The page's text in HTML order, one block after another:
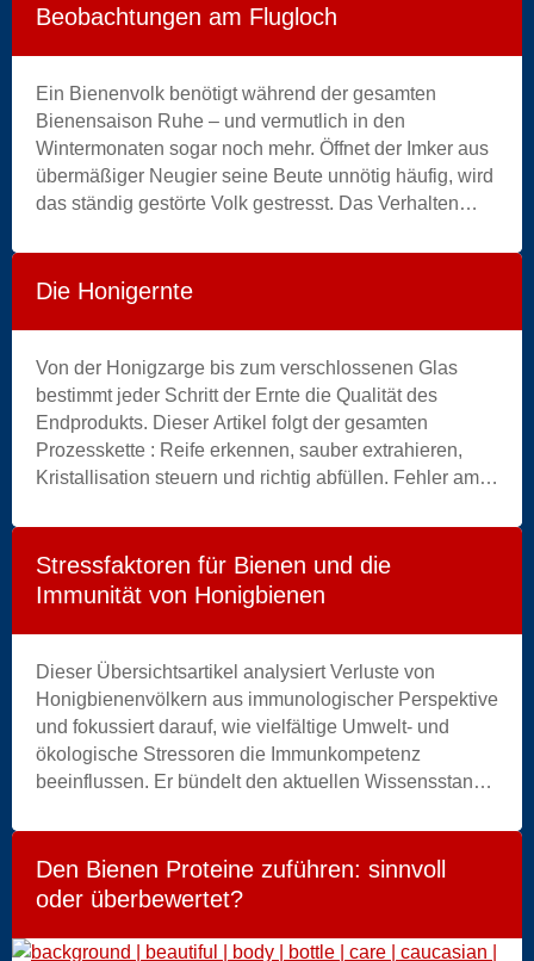
Morphologie der Bienen, die demografische Dynamik
beeinflusst (Berry & Delaplane, 2001 ; Abd Al-Fattah et
al., 2021 ; Taha et al., 2021 ; Meng et al., 2025).
Beobachtungen am Flugloch
Ein Bienenvolk benötigt während der gesamten
Bienensaison Ruhe – und vermutlich in den
Wintermonaten sogar noch mehr. Öffnet der Imker aus
übermäßiger Neugier seine Beute unnötig häufig, wird
das ständig gestörte Volk gestresst. Das Verhalten
Energieverbrauch steigt, die Reserven des wertvollen
Fettkörpers werden aufgebraucht, die Immunabwehr
Arbeiterinnenpopulation und der Brut verlangsamt
sich, und schließlich kollabiert das Volk in einer fatalen
Abwärtsspirale (►Infernalische Kaskade: Chronik
eines angekündigten Todes).
Die Honigernte
Von der Honigzarge bis zum verschlossenen Glas
bestimmt jeder Schritt der Ernte die Qualität des
Endprodukts. Dieser Artikel folgt der gesamten
Prozesskette : Reife erkennen, sauber extrahieren,
Kristallisation steuern und richtig abfüllen. Fehler am
deshalb wird jede Entscheidung mit ihren praktischen
Konsequenzen erklärt. Ein Artikel für Imker, die
verstehen wollenwarum, nicht nur
Stressfaktoren für Bienen und die
Immunität von Honigbienen
Dieser Übersichtsartikel analysiert Verluste von
Honigbienenvölkern aus immunologischer Perspektive
und fokussiert darauf, wie vielfältige Umwelt- und
ökologische Stressoren die Immunkompetenz
beeinflussen. Er bündelt den aktuellen Wissensstand
Immunmechanismen von Apis mellifera und
untersucht, wie Krankheitserreger, Parasiten, Pestizide
und Ernährungsstress miteinander interagieren.
zwischen Stressoren und deren Implikationen für das
Den Bienen Proteine zuführen: sinnvoll
oder überbewertet?